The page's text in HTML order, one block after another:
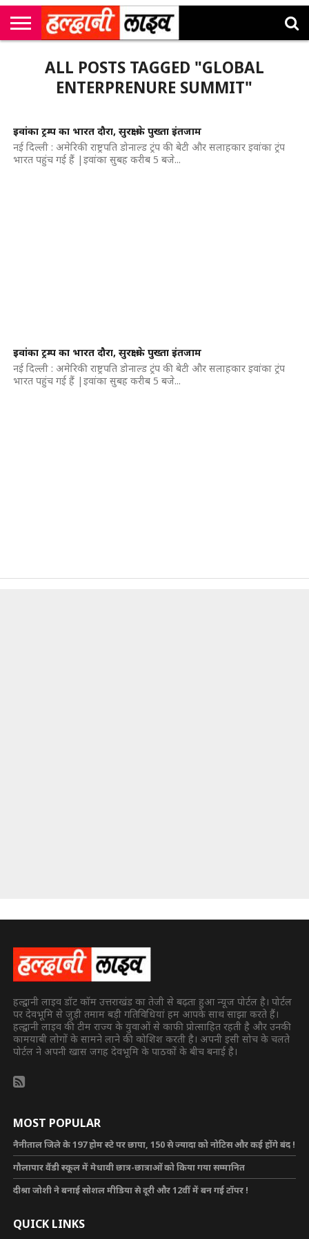
कॉर्नर
उत्तराखंड
मनोरंजन
सम्पादकीय
अलर्ट्सALL POSTS TAGGED "GLOBAL
ENTERPRENURE SUMMIT"
इवांका ट्रम्प का भारत दौरा, सुरक्षा के पुख्ता इंतजाम
नई दिल्ली : अमेरिकी राष्ट्रपति डोनाल्ड ट्रंप की बेटी और सलाहकार इवांका ट्रंप
भारत पहुंच गई हैं |इवांका सुबह करीब 5 बजे...
इवांका ट्रम्प का भारत दौरा, सुरक्षा के पुख्ता इंतजाम
नई दिल्ली : अमेरिकी राष्ट्रपति डोनाल्ड ट्रंप की बेटी और सलाहकार इवांका ट्रंप
भारत पहुंच गई हैं |इवांका सुबह करीब 5 बजे...
हल्द्वानी लाइव डॉट कॉम उत्तराखंड का तेजी से बढ़ता हुआ न्यूज पोर्टल है। पोर्टल
पर देवभूमि से जुड़ी तमाम बड़ी गतिविधियां हम आपके साथ साझा करते हैं।
हल्द्वानी लाइव की टीम राज्य के युवाओं से काफी प्रोत्साहित रहती है और उनकी
कामयाबी लोगों के सामने लाने की कोशिश करती है। अपनी इसी सोच के चलते
पोर्टल ने अपनी खास जगह देवभूमि के पाठकों के बीच बनाई है।
MOST POPULAR
नैनीताल जिले के 197 होम स्टे पर छापा, 150 से ज्यादा को नोटिस और कई होंगे बंद !
गौलापार वैंडी स्कूल में मेधावी छात्र-छात्राओं को किया गया सम्मानित
दीश्रा जोशी ने बनाई सोशल मीडिया से दूरी और 12वीं में बन गई टॉपर !
QUICK LINKS